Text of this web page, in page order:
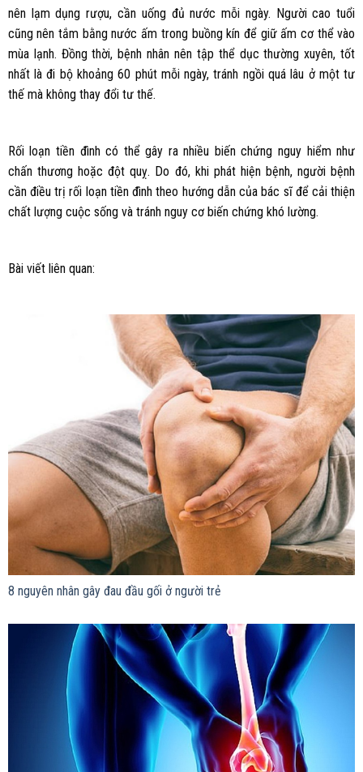
nên lạm dụng rượu, cần uống đủ nước mỗi ngày. Người cao tuổi
cũng nên tắm bằng nước ấm trong buồng kín để giữ ấm cơ thể vào
mùa lạnh. Đồng thời, bệnh nhân nên tập thể dục thường xuyên, tốt
nhất là đi bộ khoảng 60 phút mỗi ngày, tránh ngồi quá lâu ở một tư
thế mà không thay đổi tư thế.
Rối loạn tiền đình có thể gây ra nhiều biến chứng nguy hiểm như
chấn thương hoặc đột quỵ. Do đó, khi phát hiện bệnh, người bệnh
cần điều trị rối loạn tiền đình theo hướng dẫn của bác sĩ để cải thiện
chất lượng cuộc sống và tránh nguy cơ biến chứng khó lường.
Bài viết liên quan:
8 nguyên nhân gây đau đầu gối ở người trẻ